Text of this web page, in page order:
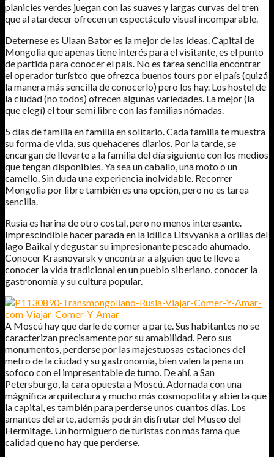
planicies verdes juegan con las suaves y largas curvas del tren
que al atardecer ofrecen un espectáculo visual incomparable.
Deternese es Ulaan Bator es la mejor de las ideas. Capital de
Mongolia que apenas tiene interés para el visitante, es el punto
de partida para conocer el país. No es tarea sencilla encontrar
el operador turístco que ofrezca buenos tours por el país (quizá
la manera más sencilla de conocerlo) pero los hay. Los hostel de
la ciudad (no todos) ofrecen algunas variedades. La mejor (la
que elegí) el tour semi libre con las familias nómadas.
5 días de familia en familia en solitario. Cada familia te muestra
su forma de vida, sus quehaceres diarios. Por la tarde, se
encargan de llevarte a la familia del día siguiente con los medios
que tengan disponibles. Ya sea un caballo, una moto o un
camello. Sin duda una experiencia inolvidable. Recorrer
Mongolia por libre también es una opción, pero no es tarea
sencilla.
Rusia es harina de otro costal, pero no menos interesante.
Imprescindible hacer parada en la idílica Litsvyanka a orillas del
lago Baikal y degustar su impresionante pescado ahumado.
Conocer Krasnoyarsk y encontrar a alguien que te lleve a
conocer la vida tradicional en un pueblo siberiano, conocer la
gastronomía y su cultura popular.
A Moscú hay que darle de comer a parte. Sus habitantes no se
caracterizan precisamente por su amabilidad. Pero sus
monumentos, perderse por las majestuosas estaciones del
metro de la ciudad y su gastronomía, bien valen la pena un
sofoco con el impresentable de turno. De ahí, a San
Petersburgo, la cara opuesta a Moscú. Adornada con una
mágnífica arquitectura y mucho más cosmopolita y abierta que
la capital, es también para perderse unos cuantos días. Los
amantes del arte, además podrán disfrutar del Museo del
Hermitage. Un hormiguero de turistas con más fama que
calidad que no hay que perderse.